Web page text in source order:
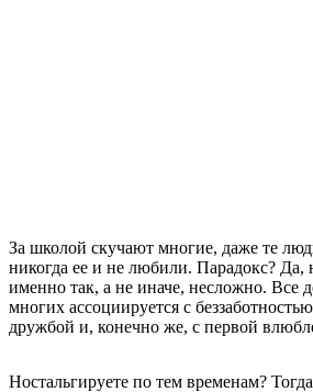
За школой скучают многие, даже те
никогда ее и не любили. Парадокс? Да,
именно так, а не иначе, несложно. Все
многих ассоциируется с
дружбой и, конечно же, с первой
Ностальгируете по тем временам?